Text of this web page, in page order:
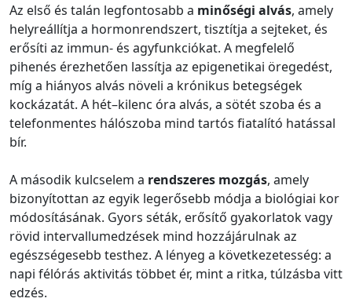
Az első és talán legfontosabb a minőségi alvás, amely
helyreállítja a hormonrendszert, tisztítja a sejteket, és
erősíti az immun- és agyfunkciókat. A megfelelő
pihenés érezhetően lassítja az epigenetikai öregedést,
míg a hiányos alvás növeli a krónikus betegségek
kockázatát. A hét–kilenc óra alvás, a sötét szoba és a
telefonmentes hálószoba mind tartós fiatalító hatással
bír.
A második kulcselem a rendszeres mozgás, amely
bizonyítottan az egyik legerősebb módja a biológiai kor
módosításának. Gyors séták, erősítő gyakorlatok vagy
rövid intervallumedzések mind hozzájárulnak az
egészségesebb testhez. A lényeg a következetesség: a
napi félórás aktivitás többet ér, mint a ritka, túlzásba vitt
edzés.